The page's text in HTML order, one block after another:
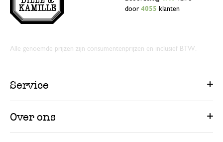
door 4055 klanten
Alle genoemde prijzen zijn consumentenprijzen en inclusief BTW.
Service
Over ons